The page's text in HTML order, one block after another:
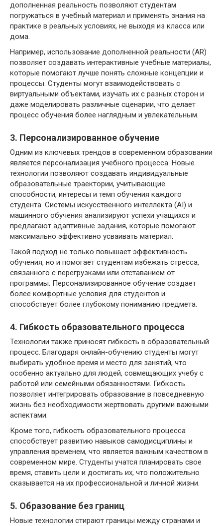
дополненная реальность позволяют студентам
погружаться в учебный материал и применять знания на
практике в реальных условиях, не выходя из класса или
дома.
Например, использование дополненной реальности (AR)
позволяет создавать интерактивные учебные материалы,
которые помогают лучше понять сложные концепции и
процессы. Студенты могут взаимодействовать с
виртуальными объектами, изучать их с разных сторон и
даже моделировать различные сценарии, что делает
процесс обучения более наглядным и увлекательным.
3. Персонализированное обучение
Одним из ключевых трендов в современном образовании
является персонализация учебного процесса. Новые
технологии позволяют создавать индивидуальные
образовательные траектории, учитывающие
способности, интересы и темп обучения каждого
студента. Системы искусственного интеллекта (AI) и
машинного обучения анализируют успехи учащихся и
предлагают адаптивные задания, которые помогают
максимально эффективно усваивать материал.
Такой подход не только повышает эффективность
обучения, но и помогает студентам избежать стресса,
связанного с перегрузками или отставанием от
программы. Персонализированное обучение создает
более комфортные условия для студентов и
способствует более глубокому пониманию предмета.
4. Гибкость образовательного процесса
Технологии также приносят гибкость в образовательный
процесс. Благодаря онлайн-обучению студенты могут
выбирать удобное время и место для занятий, что
особенно актуально для людей, совмещающих учебу с
работой или семейными обязанностями. Гибкость
позволяет интегрировать образование в повседневную
жизнь без необходимости жертвовать другими важными
аспектами.
Кроме того, гибкость образовательного процесса
способствует развитию навыков самодисциплины и
управления временем, что является важным качеством в
современном мире. Студенты учатся планировать свое
время, ставить цели и достигать их, что положительно
сказывается на их профессиональной и личной жизни.
5. Образование без границ
Новые технологии стирают границы между странами и